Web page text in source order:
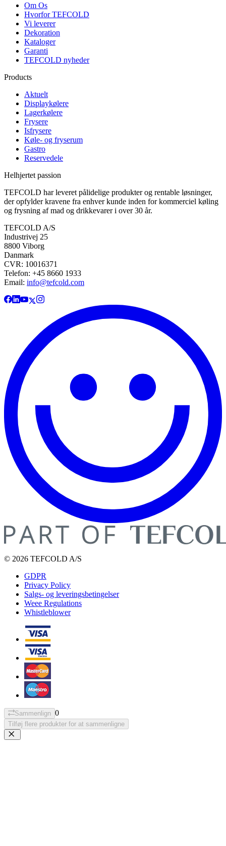
Om Os
Hvorfor TEFCOLD
Vi leverer
Dekoration
Kataloger
Garanti
TEFCOLD nyheder
Products
Aktuelt
Displaykølere
Lagerkølere
Frysere
Isfrysere
Køle- og fryserum
Gastro
Reservedele
Helhjertet passion
TEFCOLD har leveret pålidelige produkter og rentable løsninger,
der opfylder kravene fra enhver kunde inden for kommerciel køling
og frysning af mad og drikkevarer i over 30 år.
TEFCOLD A/S
Industrivej 25
8800 Viborg
Danmark
CVR: 10016371
Telefon: +45 8660 1933
Email: info@tefcold.com
© 2026 TEFCOLD A/S
GDPR
Privacy Policy
Salgs- og leveringsbetingelser
Weee Regulations
Whistleblower
Sammenlign 0
Tilføj flere produkter for at sammenligne